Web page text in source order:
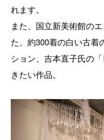
れます。
また、国立新美術館の
た、約300着の白い古着
ション、吉本直子氏の
きたい作品。